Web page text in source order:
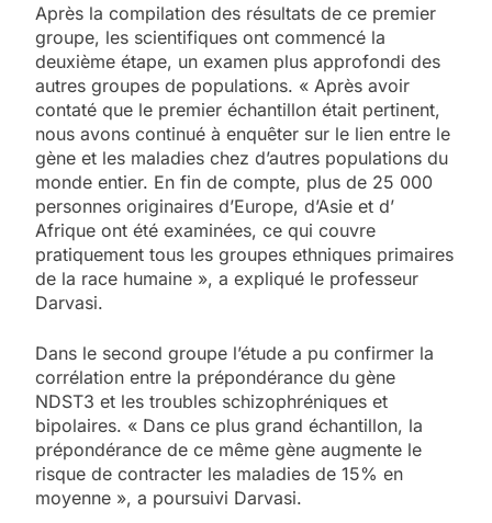
Après la compilation des résultats de ce premier
groupe, les scientifiques ont commencé la
deuxième étape, un examen plus approfondi des
autres groupes de populations. « Après avoir
contaté que le premier échantillon était pertinent,
nous avons continué à enquêter sur le lien entre le
gène et les maladies chez d’autres populations du
monde entier. En fin de compte, plus de 25 000
personnes originaires d’Europe, d’Asie et d’
Afrique ont été examinées, ce qui couvre
pratiquement tous les groupes ethniques primaires
de la race humaine », a expliqué le professeur
Darvasi.
Dans le second groupe l’étude a pu confirmer la
corrélation entre la prépondérance du gène
NDST3 et les troubles schizophréniques et
bipolaires. « Dans ce plus grand échantillon, la
prépondérance de ce même gène augmente le
risque de contracter les maladies de 15% en
moyenne », a poursuivi Darvasi.